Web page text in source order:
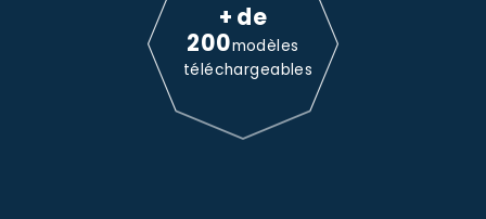
+ de
200modèles
téléchargeables